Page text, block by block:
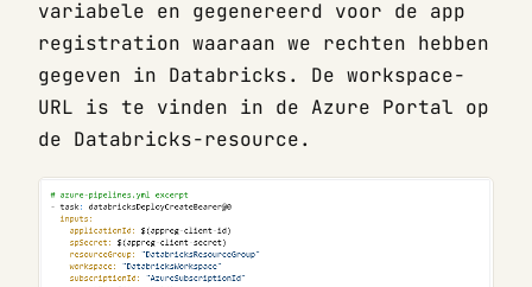
variabele en gegenereerd voor de app
registration waaraan we rechten hebben
gegeven in Databricks. De workspace-
URL is te vinden in de Azure Portal op
de Databricks-resource.